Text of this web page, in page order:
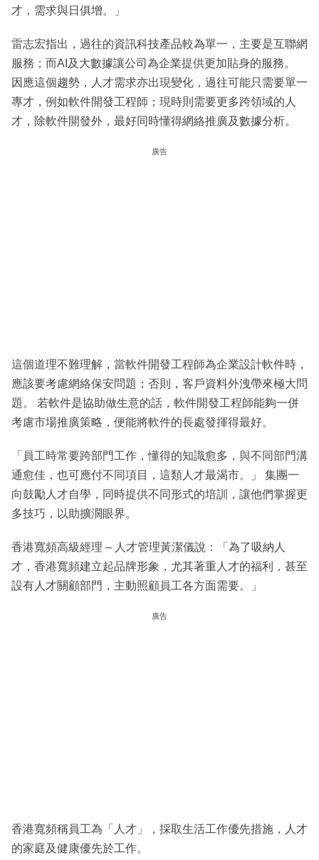
才，需求與日俱增。」
雷志宏指出，過往的資訊科技產品較為單一，主要是互聯網
服務；而AI及大數據讓公司為企業提供更加貼身的服務。
因應這個趨勢，人才需求亦出現變化，過往可能只需要單一
專才，例如軟件開發工程師；現時則需要更多跨領域的人
才，除軟件開發外，最好同時懂得網絡推廣及數據分析。
廣告
這個道理不難理解，當軟件開發工程師為企業設計軟件時，
應該要考慮網絡保安問題；否則，客戶資料外洩帶來極大問
題。 若軟件是協助做生意的話，軟件開發工程師能夠一併
考慮市場推廣策略，便能將軟件的長處發揮得最好。
「員工時常要跨部門工作，懂得的知識愈多，與不同部門溝
通愈佳，也可應付不同項目，這類人才最渴市。」 集團一
向鼓勵人才自學，同時提供不同形式的培訓，讓他們掌握更
多技巧，以助擴濶眼界。
香港寬頻高級經理 – 人才管理黃潔儀說：「為了吸納人
才，香港寬頻建立起品牌形象，尤其著重人才的福利，甚至
設有人才關顧部門，主動照顧員工各方面需要。」
廣告
香港寬頻稱員工為「人才」，採取生活工作優先措施，人才
的家庭及健康優先於工作。